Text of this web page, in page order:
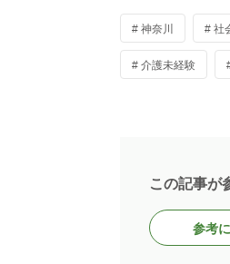
# 神奈川 # 社
# 介護未経験
この記事が
参考